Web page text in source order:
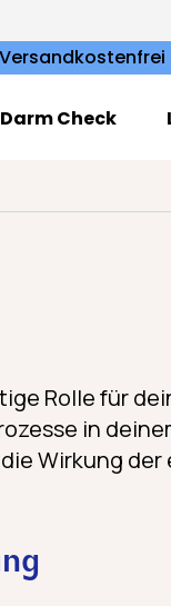
Darm Check
Rolle für
in
Wirkung